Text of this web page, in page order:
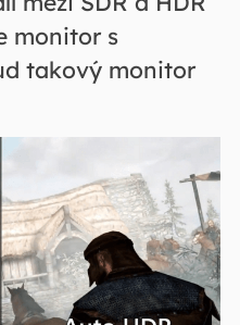
monitor s
takový monitor